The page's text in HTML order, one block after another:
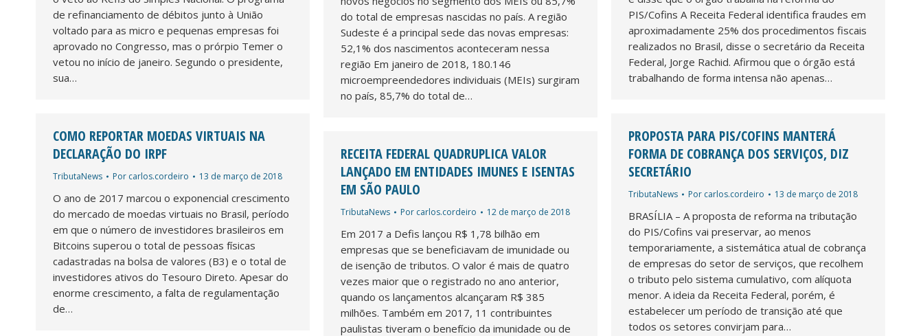
de refinanciamento de débitos junto à União
voltado para as micro e pequenas empresas foi
aprovado no Congresso, mas o prórpio Temer o
vetou no início de janeiro. Segundo o presidente,
sua…
do total de empresas nascidas no país. A região
Sudeste é a principal sede das novas empresas:
52,1% dos nascimentos aconteceram nessa
região Em janeiro de 2018, 180.146
microempreendedores individuais (MEIs) surgiram
no país, 85,7% do total de…
PIS/Cofins A Receita Federal identifica fraudes em
aproximadamente 25% dos procedimentos fiscais
realizados no Brasil, disse o secretário da Receita
Federal, Jorge Rachid. Afirmou que o órgão está
trabalhando de forma intensa não apenas…
COMO REPORTAR MOEDAS VIRTUAIS NA
DECLARAÇÃO DO IRPF
TributaNews Por carlos.cordeiro 13 de março de 2018
O ano de 2017 marcou o exponencial crescimento
do mercado de moedas virtuais no Brasil, período
em que o número de investidores brasileiros em
Bitcoins superou o total de pessoas físicas
cadastradas na bolsa de valores (B3) e o total de
investidores ativos do Tesouro Direto. Apesar do
enorme crescimento, a falta de regulamentação
de…
PROPOSTA PARA PIS/COFINS MANTERÁ
FORMA DE COBRANÇA DOS SERVIÇOS, DIZ
SECRETÁRIO
TributaNews Por carlos.cordeiro 13 de março de 2018
BRASÍLIA – A proposta de reforma na tributação
do PIS/Cofins vai preservar, ao menos
temporariamente, a sistemática atual de cobrança
de empresas do setor de serviços, que recolhem
o tributo pelo sistema cumulativo, com alíquota
menor. A ideia da Receita Federal, porém, é
estabelecer um período de transição até que
todos os setores convirjam para…
RECEITA FEDERAL QUADRUPLICA VALOR
LANÇADO EM ENTIDADES IMUNES E ISENTAS
EM SÃO PAULO
TributaNews Por carlos.cordeiro 12 de março de 2018
Em 2017 a Defis lançou R$ 1,78 bilhão em
empresas que se beneficiavam de imunidade ou
de isenção de tributos. O valor é mais de quatro
vezes maior que o registrado no ano anterior,
quando os lançamentos alcançaram R$ 385
milhões. Também em 2017, 11 contribuintes
paulistas tiveram o benefício da imunidade ou de